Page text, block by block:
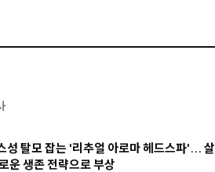
성 탈모 잡는 '리추얼 아로마 헤드스파'... 살
운 생존 전략으로 부상